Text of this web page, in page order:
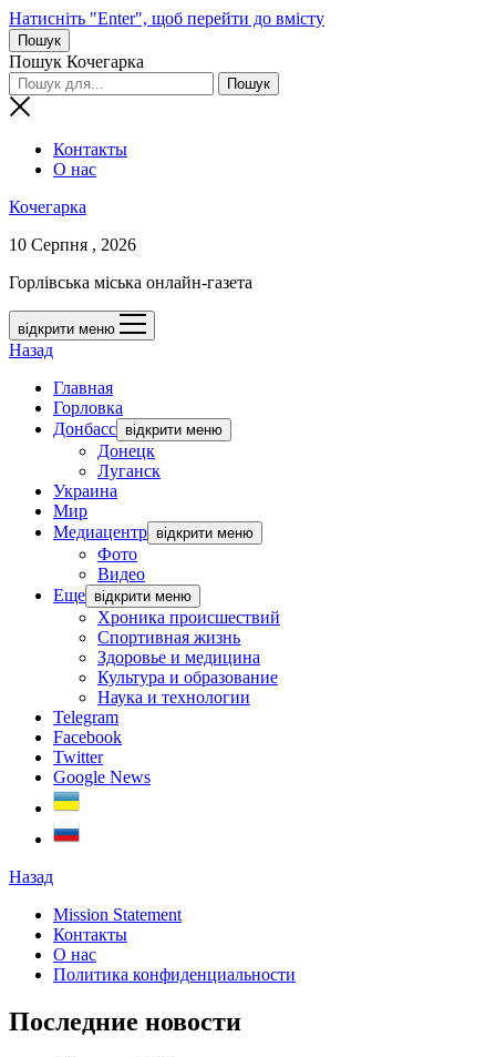
Натисніть "Enter", щоб перейти до вмісту
Пошук
Пошук Кочегарка
Контакты
О нас
Кочегарка
10 Серпня , 2026
Горлівська міська онлайн-газета
відкрити меню
Назад
Главная
Горловка
Донбасс відкрити меню
Донецк
Луганск
Украина
Мир
Медиацентр відкрити меню
Фото
Видео
Еще відкрити меню
Хроника происшествий
Спортивная жизнь
Здоровье и медицина
Культура и образование
Наука и технологии
Telegram
Facebook
Twitter
Google News
Назад
Mission Statement
Контакты
О нас
Политика конфиденциальности
Последние новости